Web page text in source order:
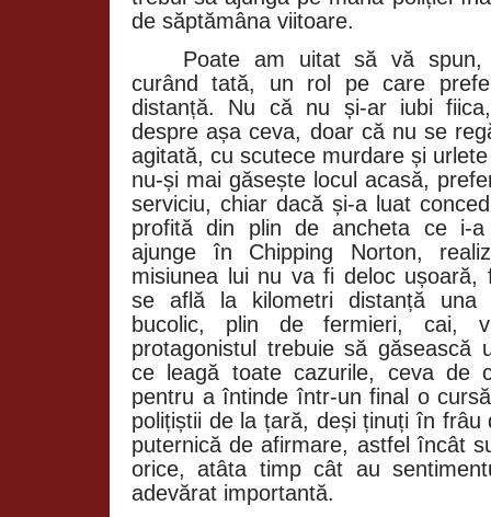
de săptămâna viitoare.
Poate am uitat să vă
curând tată, un rol pe care
distanță. Nu că nu și-ar iubi
despre așa ceva, doar că nu se
agitată, cu scutece murdare și
nu-și mai găsește locul acasă,
serviciu, chiar dacă și-a luat
profită din plin de ancheta ce i-
ajunge în Chipping Norton,
misiunea lui nu va fi deloc ușoară,
se află la kilometri distanță una
bucolic, plin de fermieri, cai,
protagonistul trebuie să găsească
ce leagă toate cazurile, ceva de
pentru a întinde într-un final o
polițiștii de la țară, deși ținuți în frâu
puternică de afirmare, astfel încât
orice, atâta timp cât au
adevărat importantă.